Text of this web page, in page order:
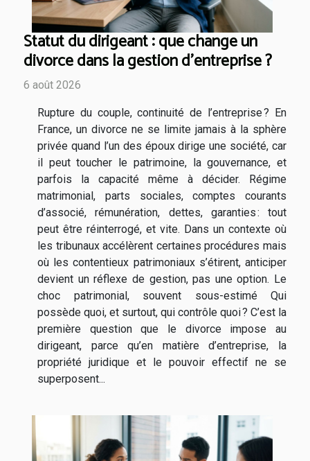
Statut du dirigeant : que change un
divorce dans la gestion d’entreprise ?
6 août 2026
Rupture du couple, continuité de l’entreprise ? En
France, un divorce ne se limite jamais à la sphère
privée quand l’un des époux dirige une société, car
il peut toucher le patrimoine, la gouvernance, et
parfois la capacité même à décider. Régime
matrimonial, parts sociales, comptes courants
d’associé, rémunération, dettes, garanties : tout
peut être réinterrogé, et vite. Dans un contexte où
les tribunaux accélèrent certaines procédures mais
où les contentieux patrimoniaux s’étirent, anticiper
devient un réflexe de gestion, pas une option. Le
choc patrimonial, souvent sous-estimé Qui
possède quoi, et surtout, qui contrôle quoi ? C’est la
première question que le divorce impose au
dirigeant, parce qu’en matière d’entreprise, la
propriété juridique et le pouvoir effectif ne se
superposent...